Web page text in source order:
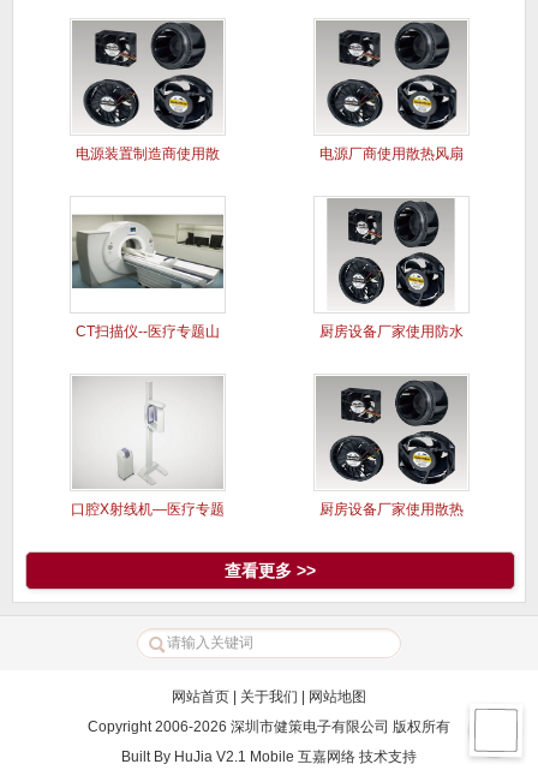
电源装置制造商使用散 电源厂商使用散热风扇
CT扫描仪--医疗专题山 厨房设备厂家使用防水
口腔X射线机—医疗专题 厨房设备厂家使用散热
查看更多 >>
网站首页 | 关于我们 | 网站地图
Copyright 2006-2026 深圳市健策电子有限公司 版权所有
Built By HuJia V2.1 Mobile 互嘉网络 技术支持